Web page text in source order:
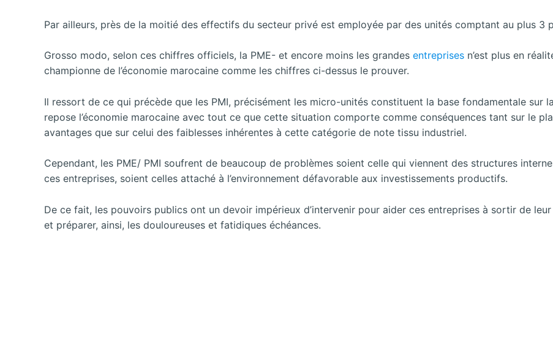
Par ailleurs, près de la moitié des effectifs du secteur privé est employée par des unités comptant au plus 3
Grosso modo, selon ces chiffres officiels, la PME- et encore moins les grandes entreprises n’est plus en
championne de l’économie marocaine comme les chiffres ci-dessus le prouver.
Il ressort de ce qui précède que les PMI, précisément les micro-unités constituent la base fondamentale sur
repose l’économie marocaine avec tout ce que cette situation comporte comme conséquences tant sur le
avantages que sur celui des faiblesses inhérentes à cette catégorie de note tissu industriel.
Cependant, les PME/ PMI soufrent de beaucoup de problèmes soient celle qui viennent des structures
ces entreprises, soient celles attaché à l’environnement défavorable aux investissements productifs.
De ce fait, les pouvoirs publics ont un devoir impérieux d’intervenir pour aider ces entreprises à sortir de
et préparer, ainsi, les douloureuses et fatidiques échéances.